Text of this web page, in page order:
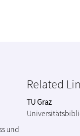
und
Related
TU Graz